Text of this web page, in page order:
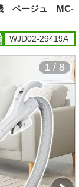
ベージュ MC-
WJD02-29419A
1 / 8